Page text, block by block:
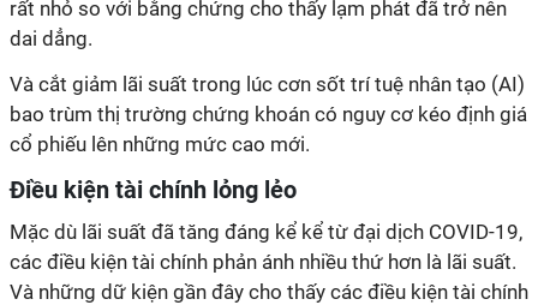
rất nhỏ so với bằng chứng cho thấy lạm phát đã trở nên
dai dẳng.
Và cắt giảm lãi suất trong lúc cơn sốt trí tuệ nhân tạo (AI)
bao trùm thị trường chứng khoán có nguy cơ kéo định giá
cổ phiếu lên những mức cao mới.
Điều kiện tài chính lỏng lẻo
Mặc dù lãi suất đã tăng đáng kể kể từ đại dịch COVID-19,
các điều kiện tài chính phản ánh nhiều thứ hơn là lãi suất.
Và những dữ kiện gần đây cho thấy các điều kiện tài chính